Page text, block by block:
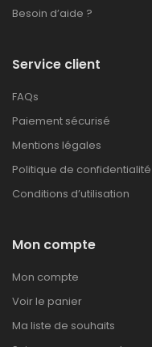
Besoin d’aide ?
Service client
FAQs
Paiement sécurisé
Mentions légales
Politique de confidentialité
Conditions d’utilisation
Mon compte
Mon compte
Voir le panier
Ma liste de souhaits